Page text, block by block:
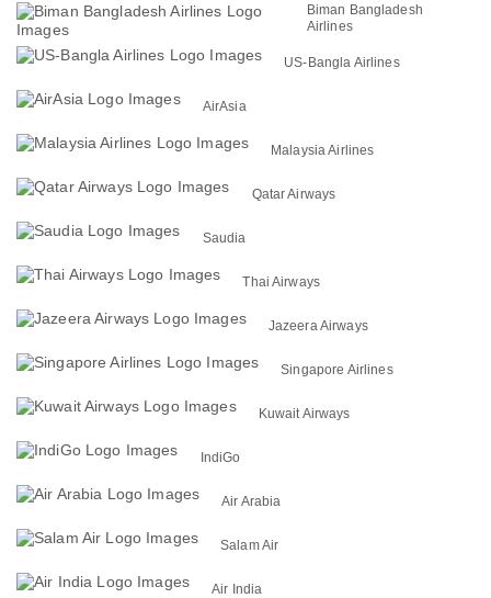
Biman Bangladesh
Airlines
US-Bangla Airlines
AirAsia
Malaysia Airlines
Qatar Airways
Saudia
Thai Airways
Jazeera Airways
Singapore Airlines
Kuwait Airways
IndiGo
Air Arabia
Salam Air
Air India